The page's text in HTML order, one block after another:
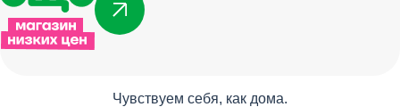
Чувствуем себя, как дома.